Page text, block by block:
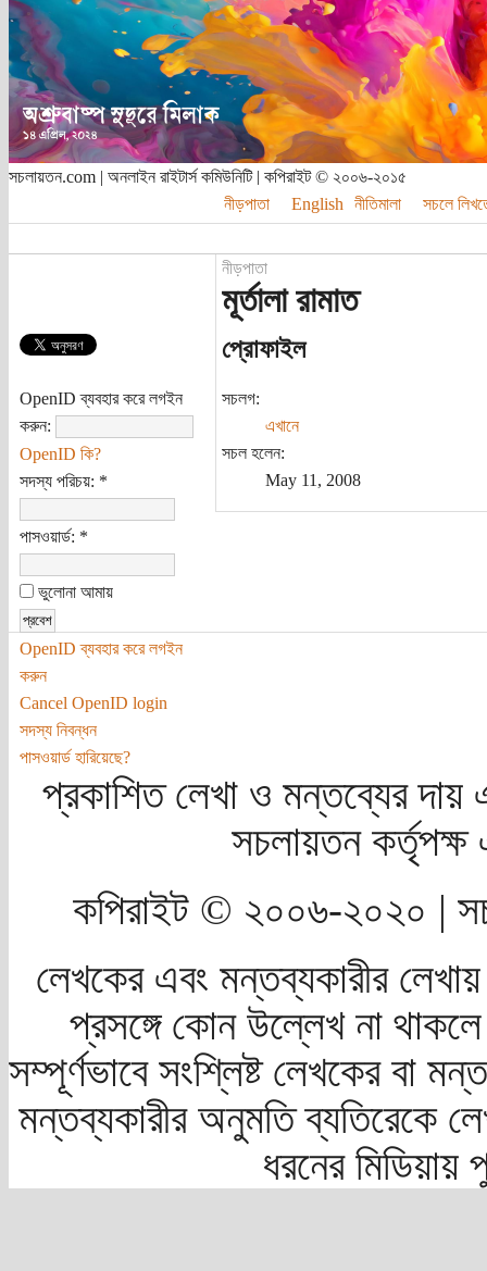
সচলায়তন.com | অনলাইন রাইটার্স কমিউনিটি | কপিরাইট © ২০০৬-২০১৫
নীড়পাতা
English নীতিমালা সচলে
OpenID ব্যবহার করে লগইন
করুন:
OpenID কি?
সদস্য পরিচয়: *
পাসওয়ার্ড: *
ভুলোনা আমায়
OpenID ব্যবহার করে লগইন
করুন
Cancel OpenID login
সদস্য নিবন্ধন
পাসওয়ার্ড হারিয়েছে?
নীড়পাতা
মূর্তালা রামাত
প্রোফাইল
সচলগ:
এখানে
সচল হলেন:
May 11, 2008
প্রকাশিত লেখা ও মন্তব্যের দায়
সচলায়তন
কপিরাইট © ২০০৬-২০২০ |
লেখকের এবং মন্তব্যকারীর
প্রসঙ্গে কোন উল্লেখ না
সম্পূর্ণভাবে সংশ্লিষ্ট লেখকের বা
মন্তব্যকারীর অনুমতি ব্যতিরেকে
ধরনের মিডিয়ায়